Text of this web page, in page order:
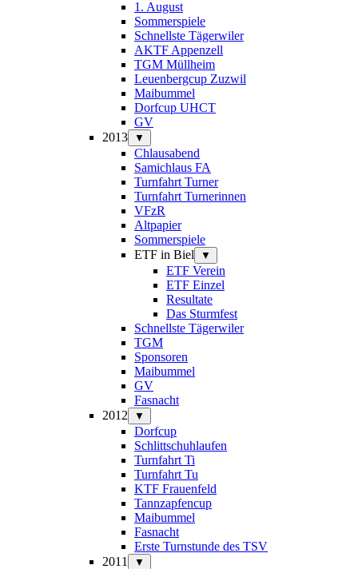
1. August
Sommerspiele
Schnellste Tägerwiler
AKTF Appenzell
TGM Müllheim
Leuenbergcup Zuzwil
Maibummel
Dorfcup UHCT
GV
2013
▼
Chlausabend
Samichlaus FA
Turnfahrt Turner
Turnfahrt Turnerinnen
VFzR
Altpapier
Sommerspiele
ETF in Biel
▼
ETF Verein
ETF Einzel
Resultate
Das Sturmfest
Schnellste Tägerwiler
TGM
Sponsoren
Maibummel
GV
Fasnacht
2012
▼
Dorfcup
Schlittschuhlaufen
Turnfahrt Ti
Turnfahrt Tu
KTF Frauenfeld
Tannzapfencup
Maibummel
Fasnacht
Erste Turnstunde des TSV
2011
▼